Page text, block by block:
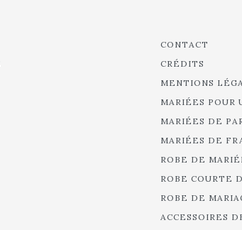
CONTACT
CRÉDITS
MENTIONS
MARIÉES POUR
MARIÉES DE
MARIÉES DE
ROBE DE
ROBE COURTE
ROBE DE
ACCESSOIRES